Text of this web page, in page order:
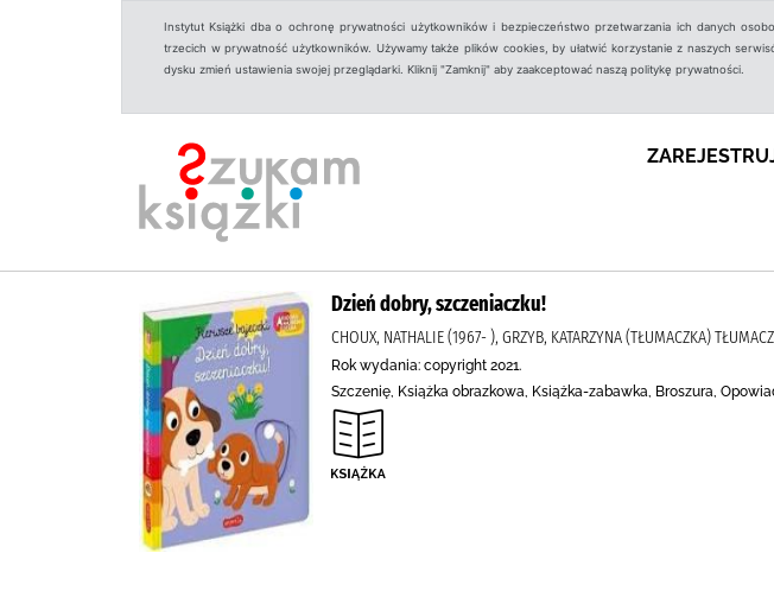
Instytut Książki dba o ochronę prywatności użytkowników i bezpieczeństwo przetwarzania ich danych
trzecich w prywatność użytkowników. Używamy także plików cookies, by ułatwić korzystanie z naszych
dysku zmień ustawienia swojej przeglądarki. Kliknij "Zamknij" aby zaakceptować naszą politykę prywatności.
Dzień dobry, szczeniaczku!
CHOUX, NATHALIE (1967- ), GRZYB, KATARZYNA (TŁUMACZKA)
Rok wydania: copyright 2021.
Szczenię, Książka obrazkowa, Książka-zabawka, Broszura,